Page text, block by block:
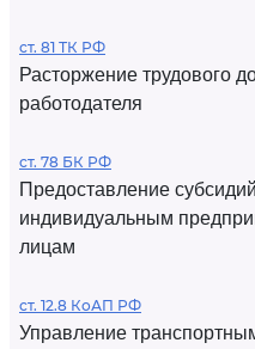
ст. 81 ТК РФ
Расторжение трудового
работодателя
ст. 78 БК РФ
Предоставление
индивидуальным
лицам
ст. 12.8 КоАП РФ
Управление